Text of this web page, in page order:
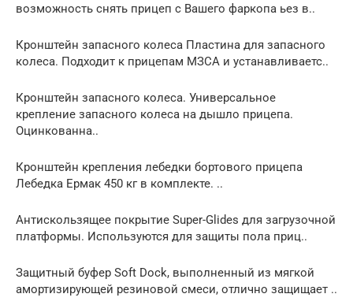
возможность снять прицеп с Вашего фаркопа ьез в..
Кронштейн запасного колеса Пластина для запасного
колеса. Подходит к прицепам МЗСА и устанавливаетс..
Кронштейн запасного колеса. Универсальное
крепление запасного колеса на дышло прицепа.
Оцинкованна..
Кронштейн крепления лебедки бортового прицепа
Лебедка Ермак 450 кг в комплекте. ..
Антискользящее покрытие Super-Glides для загрузочной
платформы. Используются для защиты пола приц..
Защитный буфер Soft Dock, выполненный из мягкой
амортизирующей резиновой смеси, отлично защищает ..